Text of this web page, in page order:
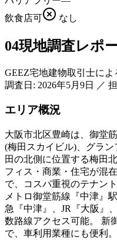
飲食店可
なし
04現地調査レポ
GEEZ宅地建物取引士によ
調査日: 2026年5月9日 ／
エリア概況
大阪市北区豊崎は、御堂
(梅田スカイビル)、グラ
田の北側に位置する梅田
フィス・商業・住宅が混
で、コスパ重視のテナン
メトロ御堂筋線『中津』
急『中津』、JR『大阪』
数路線アクセス可能。 新
で、車利用業種にも便利